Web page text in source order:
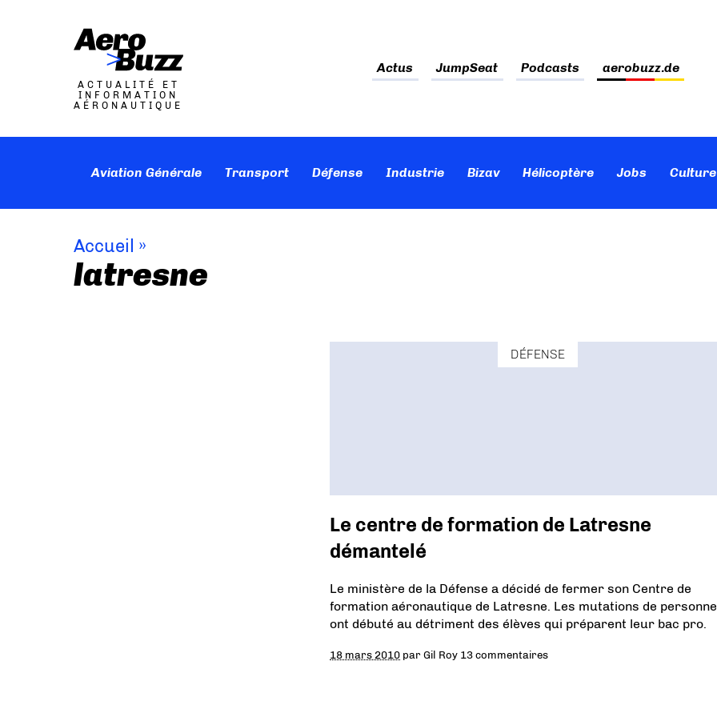
ACTUALITÉ ET
INFORMATION
AÉRONAUTIQUE
Actus JumpSeat Podcasts aerobuzz.de
Aviation Générale Transport Défense Industrie Bizav Hélicoptère Jobs
Accueil »
latresne
DÉFENSE
Le centre de formation de Latresne
démantelé
Le ministère de la Défense a décidé de fermer son Centre de
formation aéronautique de Latresne. Les mutations de
ont débuté au détriment des élèves qui préparent leur bac pro.
18 mars 2010 parGil Roy 13 commentaires